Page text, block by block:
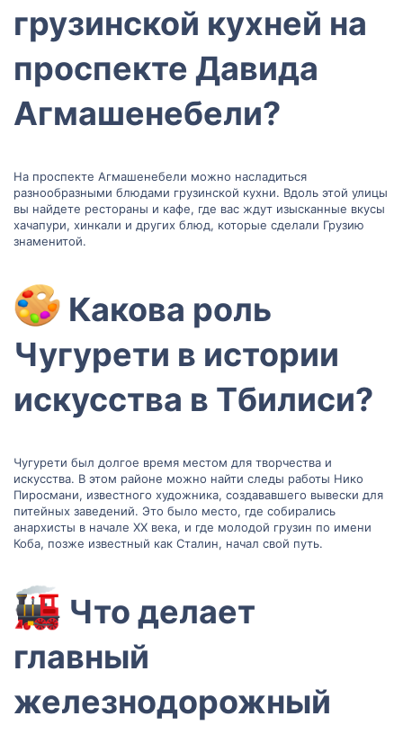
грузинской кухней на
проспекте Давида
Агмашенебели?​
На проспекте Агмашенебели можно насладиться
разнообразными блюдами грузинской кухни. Вдоль этой улицы
вы найдете рестораны и кафе, где вас ждут изысканные вкусы
хачапури, хинкали и других блюд, которые сделали Грузию
знаменитой.
Какова роль
Чугурети в истории
искусства в Тбилиси?​
Чугурети был долгое время местом для творчества и
искусства. В этом районе можно найти следы работы Нико
Пиросмани, известного художника, создававшего вывески для
питейных заведений. Это было место, где собирались
анархисты в начале XX века, и где молодой грузин по имени
Коба, позже известный как Сталин, начал свой путь.
Что делает
главный
железнодорожный